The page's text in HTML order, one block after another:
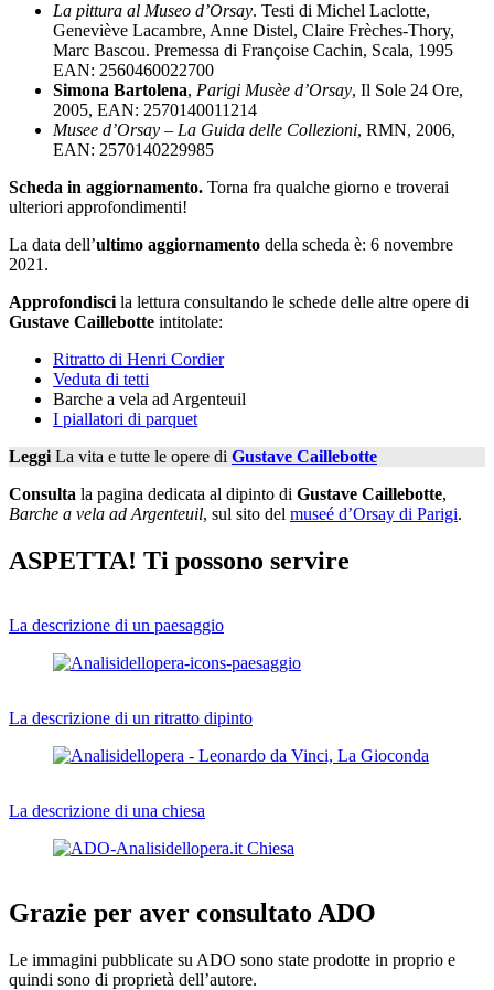
La pittura al Museo d’Orsay. Testi di Michel Laclotte,
Geneviève Lacambre, Anne Distel, Claire Frèches-Thory,
Marc Bascou. Premessa di Françoise Cachin, Scala, 1995
EAN: 2560460022700
Simona Bartolena, Parigi Musèe d’Orsay, Il Sole 24 Ore,
2005, EAN: 2570140011214
Musee d’Orsay – La Guida delle Collezioni, RMN, 2006,
EAN: 2570140229985
Scheda in aggiornamento. Torna fra qualche giorno e troverai
ulteriori approfondimenti!
La data dell’ultimo aggiornamento della scheda è: 6 novembre
2021.
Approfondisci la lettura consultando le schede delle altre opere di
Gustave Caillebotte intitolate:
Ritratto di Henri Cordier
Veduta di tetti
Barche a vela ad Argenteuil
I piallatori di parquet
Leggi La vita e tutte le opere di Gustave Caillebotte
Consulta la pagina dedicata al dipinto di Gustave Caillebotte,
Barche a vela ad Argenteuil, sul sito del museé d’Orsay di Parigi.
ASPETTA! Ti possono servire
La descrizione di un paesaggio
La descrizione di un ritratto dipinto
La descrizione di una chiesa
Grazie per aver consultato ADO
Le immagini pubblicate su ADO sono state prodotte in proprio e
quindi sono di proprietà dell’autore.